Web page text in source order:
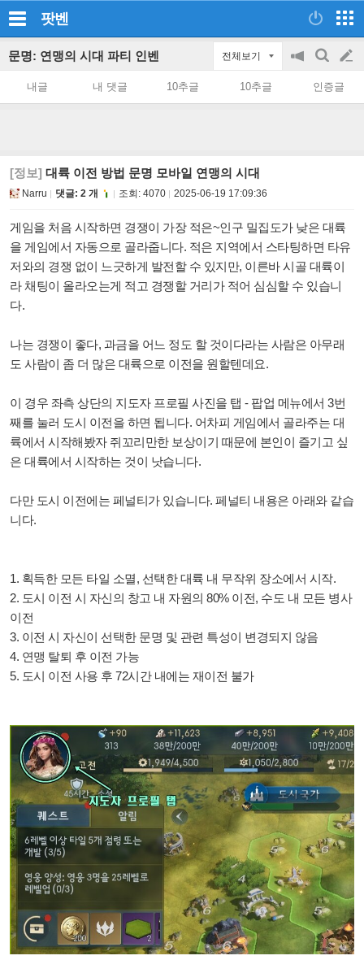
팟벤
문명: 연맹의 시대 파티 인벤 전체보기
공
on/off
검
색
글
쓰
내글 내 댓글 10추글 10추글 인증글
[정보] 대륙 이전 방법 문명 모바일 연맹의 시대
Narru 댓글: 2 개 조회: 4070 2025-06-19 17:09:36
게임을 처음 시작하면 경쟁이 가장 적은~인구 밀집도가 낮은 대륙
을 게임에서 자동으로 골라줍니다. 적은 지역에서 스타팅하면 타유
저와의 경쟁 없이 느긋하게 발전할 수 있지만, 이른바 시골 대륙이
라 채팅이 올라오는게 적고 경쟁할 거리가 적어 심심할 수 있습니
다.
나는 경쟁이 좋다, 과금을 어느 정도 할 것이다라는 사람은 아무래
도 사람이 좀 더 많은 대륙으로 이전을 원할텐데요.
이 경우 좌측 상단의 지도자 프로필 사진을 탭 - 팝업 메뉴에서 3번
째를 눌러 도시 이전을 하면 됩니다. 어차피 게임에서 골라주는 대
륙에서 시작해봤자 쥐꼬리만한 보상이기 때문에 본인이 즐기고 싶
은 대륙에서 시작하는 것이 낫습니다.
다만 도시 이전에는 페널티가 있습니다. 페널티 내용은 아래와 같습
니다.
1. 획득한 모든 타일 소멸, 선택한 대륙 내 무작위 장소에서 시작.
2. 도시 이전 시 자신의 창고 내 자원의 80% 이전, 수도 내 모든 병사
이전
3. 이전 시 자신이 선택한 문명 및 관련 특성이 변경되지 않음
4. 연맹 탈퇴 후 이전 가능
5. 도시 이전 사용 후 72시간 내에는 재이전 불가